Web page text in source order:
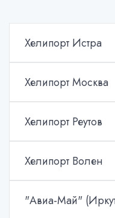
Хелипорт Истра
Хелипорт Москва
Хелипорт Реутов
Хелипорт Волен
"Авиа-Май"